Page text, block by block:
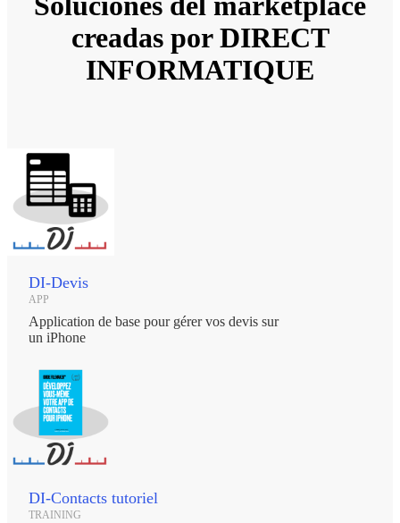
creadas por DIRECT
INFORMATIQUE
DI-Devis
APP
Application de base pour gérer vos devis sur
un iPhone
DI-Contacts tutoriel
TRAINING